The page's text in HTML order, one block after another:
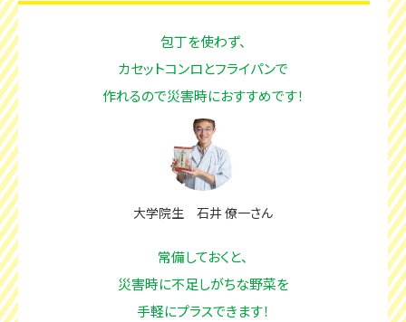
包丁を使わず、
カセットコンロとフライパンで
作れるので災害時におすすめです！
大学院生 石井 僚一さん
常備しておくと、
災害時に不足しがちな野菜を
手軽にプラスできます！